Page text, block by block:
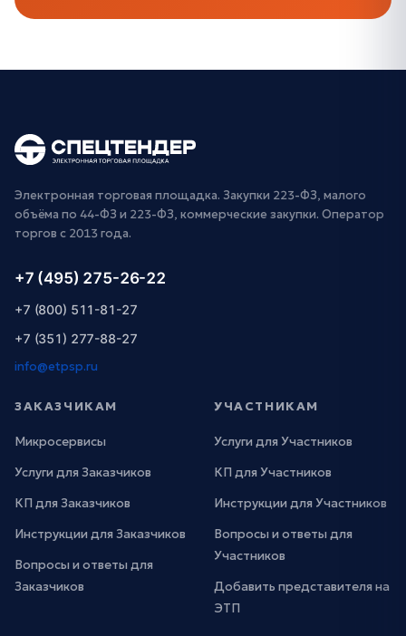
Электронная торговая площадка. Закупки 223-ФЗ, малого
объёма по 44-ФЗ и 223-ФЗ, коммерческие закупки. Оператор
торгов с 2013 года.
+7 (495) 275-26-22
+7 (800) 511-81-27
+7 (351) 277-88-27
info@etpsp.ru
ЗАКАЗЧИКАМ
Микросервисы
Услуги для Заказчиков
КП для Заказчиков
Инструкции для Заказчиков
Вопросы и ответы для
Заказчиков
УЧАСТНИКАМ
Услуги для Участников
КП для Участников
Инструкции для Участников
Вопросы и ответы для
Участников
Добавить представителя на
ЭТП